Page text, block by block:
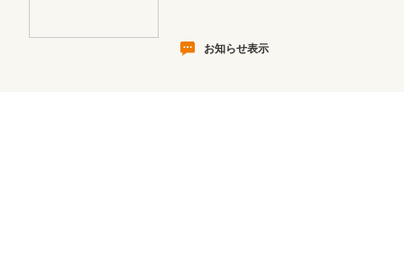
お知らせ表示